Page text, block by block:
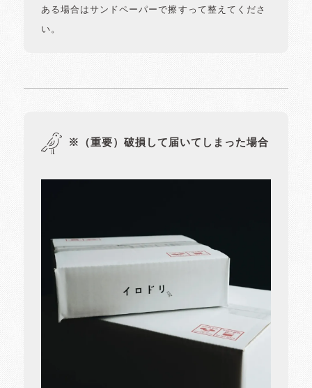
ある場合はサンドペーパーで擦すって整えてくださ
い。
※（重要）破損して届いてしまった場合